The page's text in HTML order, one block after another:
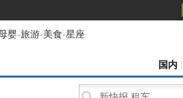
婴-旅游-美食-星座
国内